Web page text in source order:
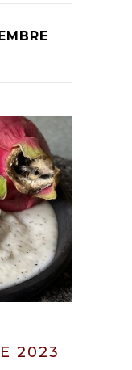
2023